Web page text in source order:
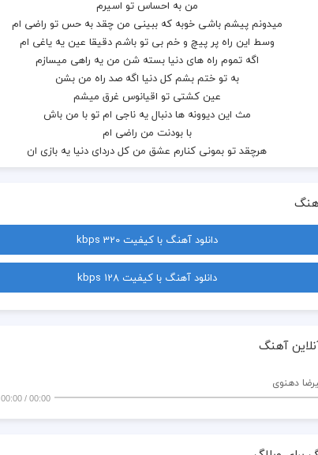
هرچقد تو بمونی کنارم عشق من کل دردای دنیا یه بازی ان
دانلود آهنگ با کیفیت 320 kbps
دانلود آهنگ با کیفیت 128 kbps
آهنگ
دهنوی
00:00
/
00:00